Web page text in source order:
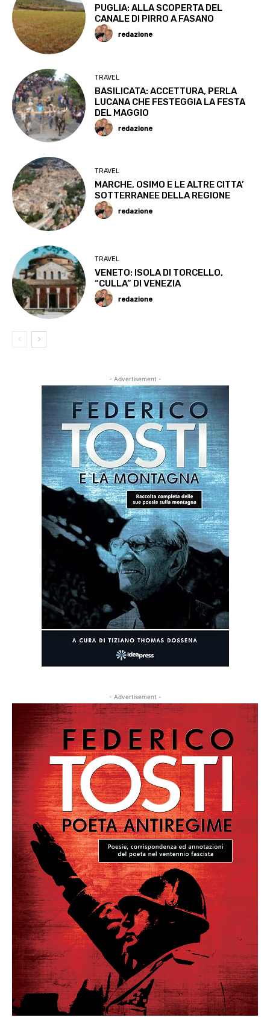
PUGLIA: ALLA SCOPERTA DEL
CANALE DI PIRRO A FASANO
redazione
TRAVEL
BASILICATA: ACCETTURA, PERLA
LUCANA CHE FESTEGGIA LA FESTA
DEL MAGGIO
redazione
TRAVEL
MARCHE, OSIMO E LE ALTRE CITTA’
SOTTERRANEE DELLA REGIONE
redazione
TRAVEL
VENETO: ISOLA DI TORCELLO,
“CULLA” DI VENEZIA
redazione
- Advertisement -
- Advertisement -